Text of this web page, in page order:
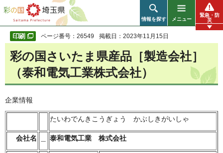
彩の国 埼玉県
情報を探す メニュー
緊急・防
災
ページ番号：26549 掲載日：2023年11月15日
彩の国さいたま県産品［製造会社］
（泰和電気工業株式会社）
企業情報
たいわでんきこうぎょう かぶしきがいしゃ
会社名 泰和電気工業 株式会社